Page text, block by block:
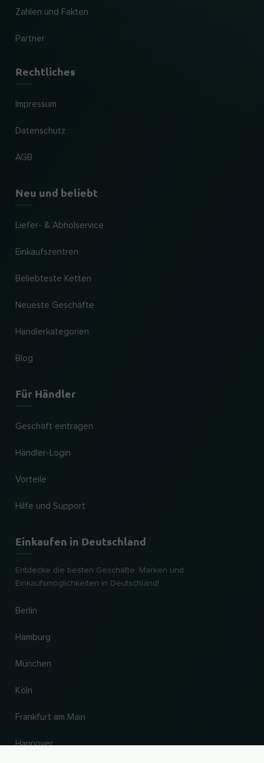
Zahlen und Fakten
Partner
Rechtliches
Impressum
Datenschutz
AGB
Neu und beliebt
Liefer- & Abholservice
Einkaufszentren
Beliebteste Ketten
Neueste Geschäfte
Händlerkategorien
Blog
Für Händler
Geschäft eintragen
Händler-Login
Vorteile
Hilfe und Support
Einkaufen in Deutschland
Entdecke die besten Geschäfte, Marken und
Einkaufsmöglichkeiten in Deutschland!
Berlin
Hamburg
München
Köln
Frankfurt am Main
Hannover